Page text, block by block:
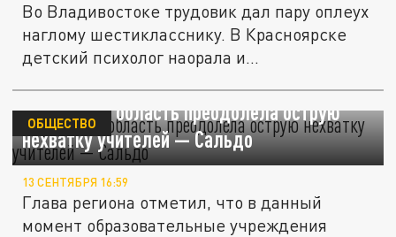
Во Владивостоке трудовик дал пару оплеух
наглому шестикласснику. В Красноярске
детский психолог наорала и...
Херсонская область преодолела острую
нехватку учителей — Сальдо
ОБЩЕСТВО
13 СЕНТЯБРЯ 16:59
Глава региона отметил, что в данный
момент образовательные учреждения